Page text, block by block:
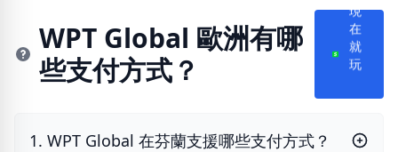
WPT Global 歐洲有哪
些支付方式？
現
在
就
玩
1. WPT Global 在芬蘭支援哪些支付方式？